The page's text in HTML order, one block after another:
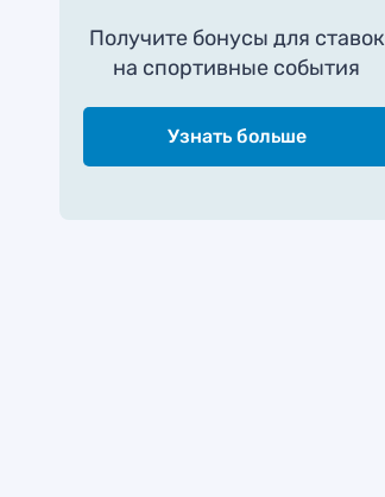
Получите бонусы для ставок
на спортивные события
Узнать больше